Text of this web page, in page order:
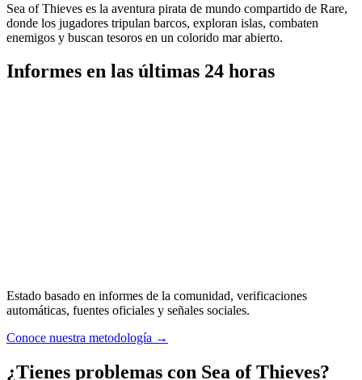
Sea of Thieves es la aventura pirata de mundo compartido de Rare,
donde los jugadores tripulan barcos, exploran islas, combaten
enemigos y buscan tesoros en un colorido mar abierto.
Informes en las últimas 24 horas
Estado basado en informes de la comunidad, verificaciones
automáticas, fuentes oficiales y señales sociales.
Conoce nuestra metodología →
¿Tienes problemas con Sea of Thieves?